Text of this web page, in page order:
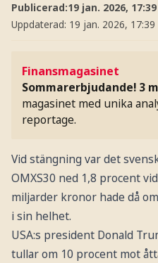
Publicerad:19 jan. 2026, 17:39
Uppdaterad: 19 jan. 2026, 17:39
Finansmagasinet
Sommarerbjudande! 3
magasinet med unika
reportage.
Vid stängning var det
OMXS30 ned 1,8 procent
miljarder kronor hade då
i sin helhet.
USA:s president Donald
tullar om 10 procent mot